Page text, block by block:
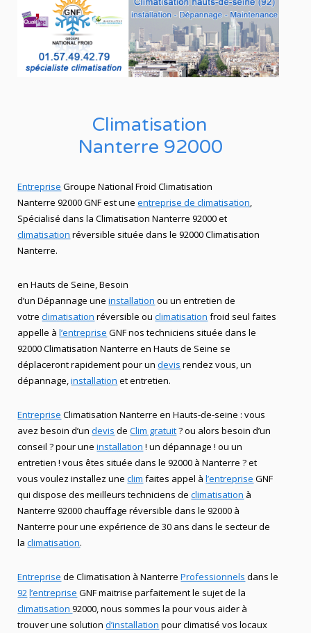
Climatisation
Nanterre 92000
Entreprise Groupe National Froid Climatisation
Nanterre 92000 GNF est uneentreprise de climatisation,
Spécialisé dans la Climatisation Nanterre 92000et
climatisation réversible située dans le 92000 Climatisation
Nanterre.
en Hauts de Seine, Besoin
d’un Dépannage uneinstallation ou un entretien de
votreclimatisation réversible ouclimatisation froid seul faites
appelle àl’entreprise GNF nos techniciens située dans le
92000 Climatisation Nanterre en Hauts de Seine se
déplaceront rapidement pour undevis rendez vous, un
dépannage,installation et entretien.
Entreprise Climatisation Nanterre en Hauts-de-seine : vous
avez besoin d’undevis deClim gratuit? ou alors besoin d’un
conseil ? pour uneinstallation ! un dépannage ! ou un
entretien ! vous êtes située dans le 92000 à Nanterre ? et
vous voulez installez uneclim faites appel àl’entreprise GNF
qui dispose des meilleurs techniciens declimatisation à
Nanterre 92000 chauffage réversible dans le 92000 à
Nanterre pour une expérience de 30 ans dans le secteur de
laclimatisation.
Entreprise de Climatisation à NanterreProfessionnels dans le
92l’entreprise GNF maitrise parfaitement le sujet de la
climatisation92000, nous sommes la pour vous aider à
trouver une solutiond’installation pour climatisé vos locaux